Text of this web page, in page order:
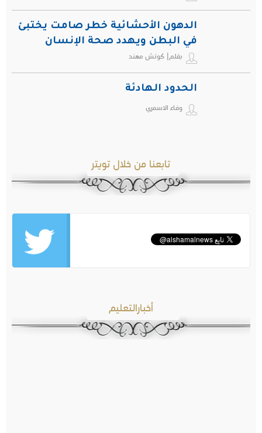
الدهون الأحشائية خطر صامت يختبئ
في البطن ويهدد صحة الإنسان
بقلم| كوتش مهند
الحدود الهادئة
وفاء الاسمري
تابعنا من خلال تويتر
أخبارالتعليم